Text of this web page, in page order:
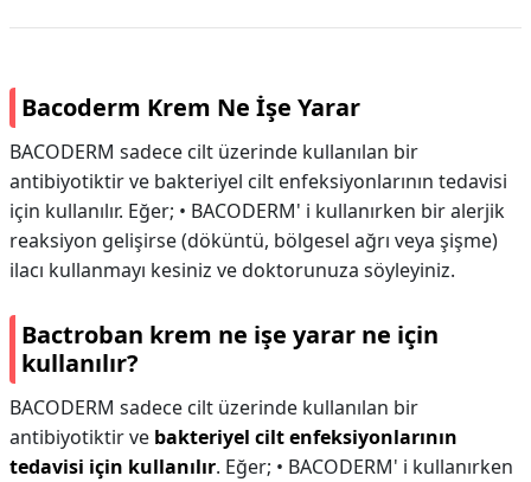
Bacoderm Krem Ne İşe Yarar
BACODERM sadece cilt üzerinde kullanılan bir
antibiyotiktir ve bakteriyel cilt enfeksiyonlarının tedavisi
için kullanılır. Eğer; • BACODERM' i kullanırken bir alerjik
reaksiyon gelişirse (döküntü, bölgesel ağrı veya şişme)
ilacı kullanmayı kesiniz ve doktorunuza söyleyiniz.
Bactroban krem ne işe yarar ne için
kullanılır?
BACODERM sadece cilt üzerinde kullanılan bir
antibiyotiktir ve bakteriyel cilt enfeksiyonlarının
tedavisi için kullanılır. Eğer; • BACODERM' i kullanırken